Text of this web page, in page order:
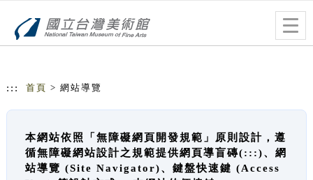
::: 首頁 > 網站導覽
本網站依照「無障礙網頁開發規範」原則設計，遵
循無障礙網站設計之規範提供網頁導盲磚(:::)、網
站導覽 (Site Navigator)、鍵盤快速鍵 (Access